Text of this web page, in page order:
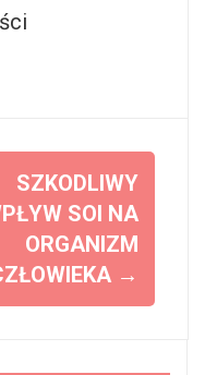
SZKODLIWY
SOI NA
ORGANIZM
→